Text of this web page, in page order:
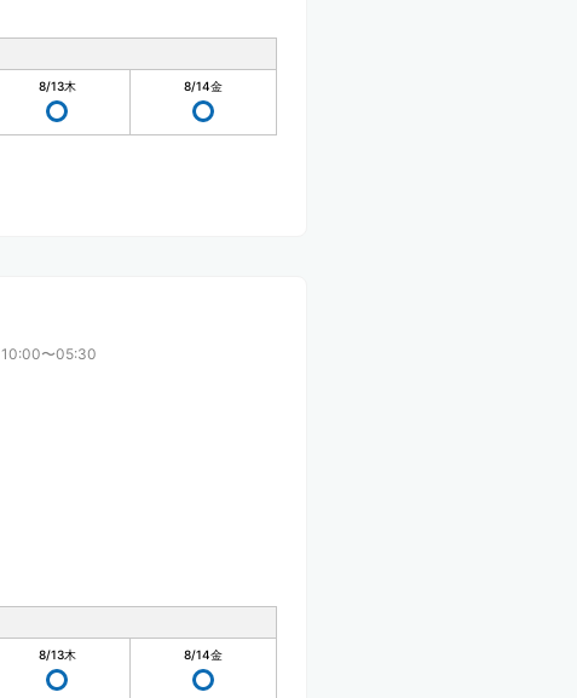
8/13木 8/14金
10:00〜05:30
8/13木 8/14金